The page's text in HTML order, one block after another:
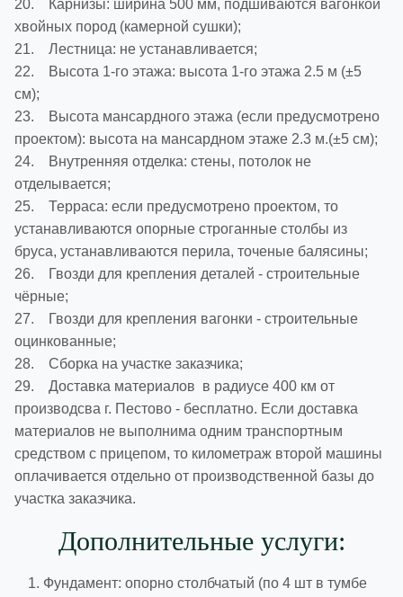
20. Карнизы: ширина 500 мм, подшиваются вагонкой
хвойных пород (камерной сушки);
21. Лестница: не устанавливается;
22. Высота 1-го этажа: высота 1-го этажа 2.5 м (±5
см);
23. Высота мансардного этажа (если предусмотрено
проектом): высота на мансардном этаже 2.3 м.(±5 см);
24. Внутренняя отделка: стены, потолок не
отделывается;
25. Терраса: если предусмотрено проектом, то
устанавливаются опорные строганные столбы из
бруса, устанавливаются перила, точеные балясины;
26. Гвозди для крепления деталей - строительные
чёрные;
27. Гвозди для крепления вагонки - строительные
оцинкованные;
28. Сборка на участке заказчика;
29. Доставка материалов в радиусе 400 км от
производсва г. Пестово - бесплатно. Если доставка
материалов не выполнима одним транспортным
средством с прицепом, то километраж второй машины
оплачивается отдельно от производственной базы до
участка заказчика.
Дополнительные услуги:
Фундамент: опорно столбчатый (по 4 шт в тумбе